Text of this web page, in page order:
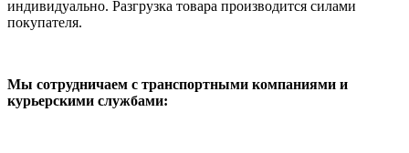
индивидуально. Разгрузка товара производится силами
покупателя.
Мы сотрудничаем с транспортными компаниями и
курьерскими службами: